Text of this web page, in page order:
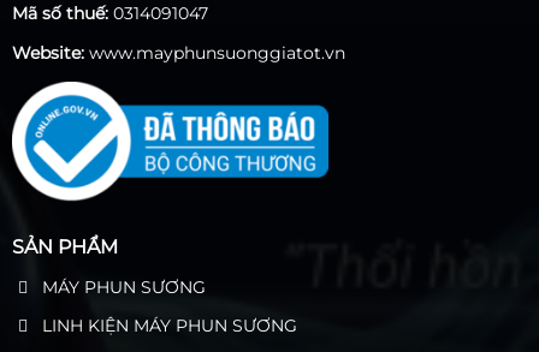
Mã số thuế: 0314091047
Website: www.mayphunsuonggiatot.vn
SẢN PHẨM
MÁY PHUN SƯƠNG
LINH KIỆN MÁY PHUN SƯƠNG